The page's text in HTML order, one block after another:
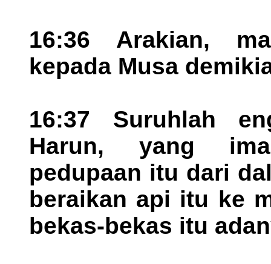
16:36 Arakian,
kepada Musa
16:37 Suruhlah
Harun, yang
pedupaan itu dari
beraikan api itu ke
bekas-bekas itu